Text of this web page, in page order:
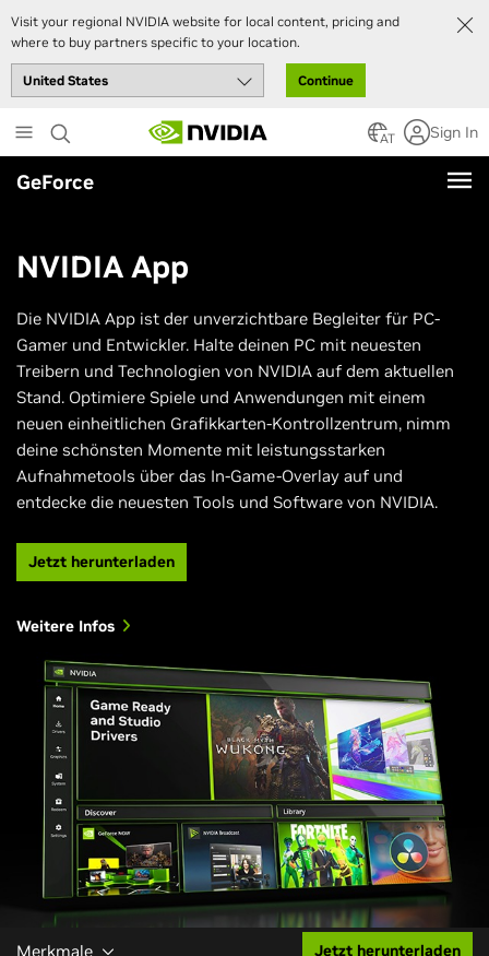
Visit your regional NVIDIA website for local content, pricing and
where to buy partners specific to your location.
Continue
to
main
content
AT Sign In
GeForce
NVIDIA App
Die NVIDIA App ist der unverzichtbare Begleiter für PC-
Gamer und Entwickler. Halte deinen PC mit neuesten
Treibern und Technologien von NVIDIA auf dem aktuellen
Stand. Optimiere Spiele und Anwendungen mit einem
neuen einheitlichen Grafikkarten-Kontrollzentrum, nimm
deine schönsten Momente mit leistungsstarken
Aufnahmetools über das In-Game-Overlay auf und
entdecke die neuesten Tools und Software von NVIDIA.
Jetzt herunterladen
Weitere Infos
Merkmale Jetzt herunterladen